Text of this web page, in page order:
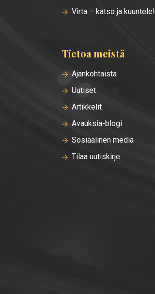
Virta – katso ja kuuntele!
Tietoa meistä
Ajankohtaista
Uutiset
Artikkelit
Avauksia-blogi
Sosiaalinen media
Tilaa uutiskirje